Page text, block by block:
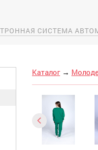
СИСТЕМА
Каталог →